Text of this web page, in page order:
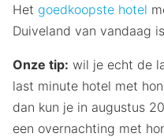
Het goedkoopste hotel
Duiveland van vandaag
Onze tip: wil je echt de
last minute hotel met
dan kun je in augustus
een overnachting met